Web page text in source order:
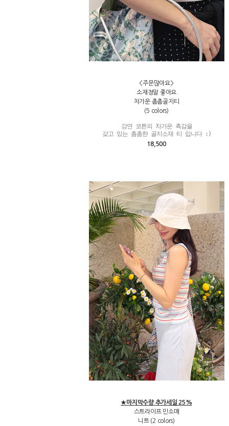
<주문많아요>
소재정말 좋아요
차가운 촘촘골지티
(5 colors)
강연 코튼의 차가운 촉감을
갖고 있는 촘촘한 골지소재 티 입니다 :)
18,500
★마지막수량 추가세일 25%
스트라이프 민소매
니트 (2 colors)